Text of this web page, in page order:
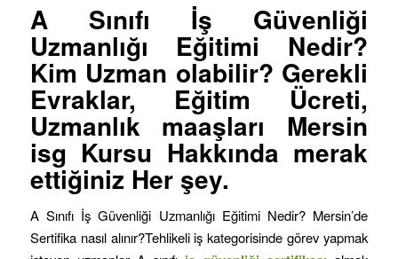
A Sınıfı İş Güvenliği
Uzmanlığı Eğitimi Nedir?
Kim Uzman olabilir? Gerekli
Evraklar, Eğitim Ücreti,
Uzmanlık maaşları Mersin
isg Kursu Hakkında merak
ettiğiniz Her şey.
A Sınıfı İş Güvenliği Uzmanlığı Eğitimi Nedir? Mersin’de
Sertifika nasıl alınır?Tehlikeli iş kategorisinde görev yapmak